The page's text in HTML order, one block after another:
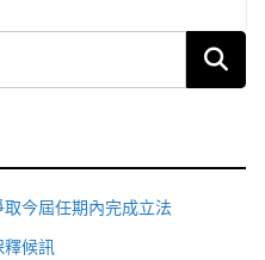
今屆任期內完成立法
釋候訊